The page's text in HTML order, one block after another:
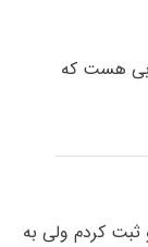
هست که
کردم ولی به